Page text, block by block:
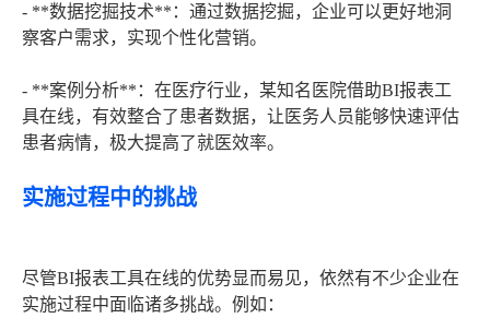
- **数据挖掘技术**：通过数据挖掘，企业可以更好地洞
察客户需求，实现个性化营销。
- **案例分析**：在医疗行业，某知名医院借助BI报表工
具在线，有效整合了患者数据，让医务人员能够快速评估
患者病情，极大提高了就医效率。
实施过程中的挑战
尽管BI报表工具在线的优势显而易见，依然有不少企业在
实施过程中面临诸多挑战。例如：